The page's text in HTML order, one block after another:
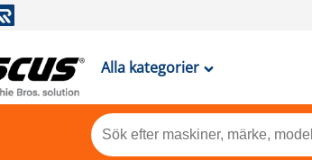
Alla kategorier